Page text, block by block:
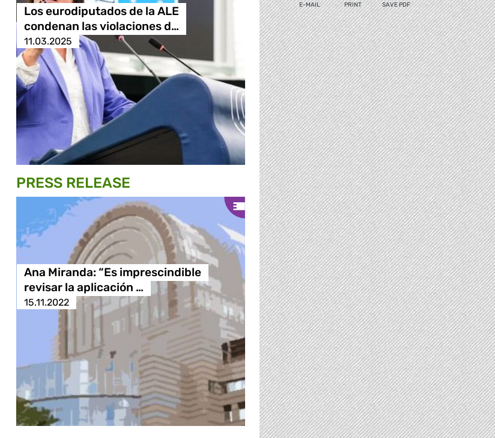
Los eurodiputados de la ALE
condenan las violaciones d…
11.03.2025
PRESS RELEASE
Ana Miranda: “Es imprescindible
revisar la aplicación …
15.11.2022
E-MAIL PRINT SAVE PDF